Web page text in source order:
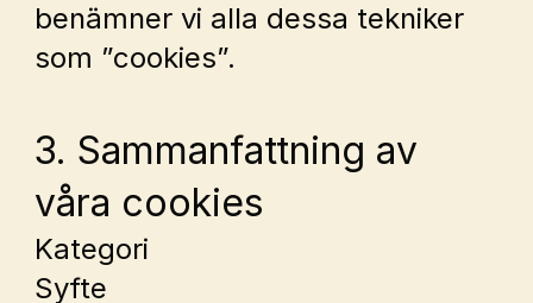
benämner vi alla dessa tekniker
som ”cookies”.
3. Sammanfattning av
våra cookies
Kategori
Syfte